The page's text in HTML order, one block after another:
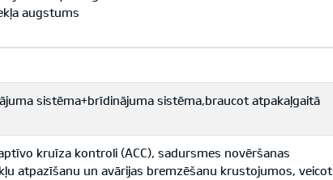
augstums
sistēma+brīdinājuma sistēma,braucot atpakaļgaitā
kruīza kontroli (ACC), sadursmes novēršanas
atpazīšanu un avārijas bremzēšanu krustojumos, veicot